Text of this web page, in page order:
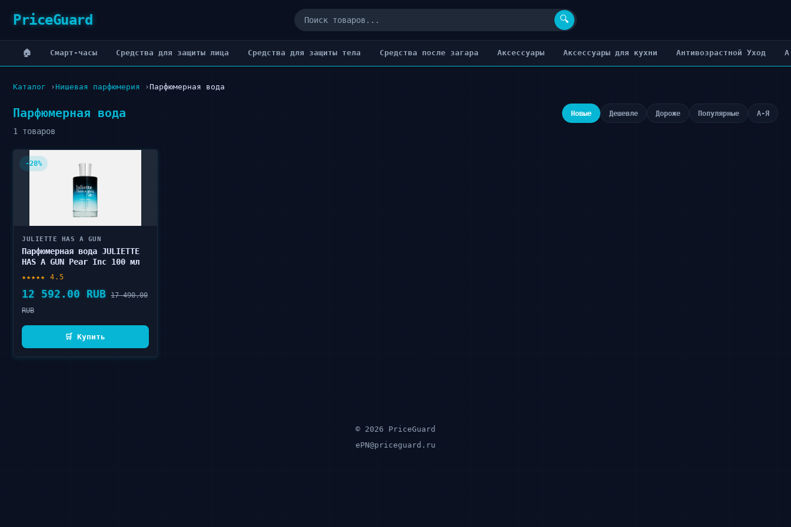
PriceGuard 🔍
🏠 Cмарт-часы Cредства для защиты лица Cредства для защиты тела Cредства после загара Аксессуары Аксессуары для кухни Антивозрастной Уход
Каталог Нишевая парфюмерия Парфюмерная вода
Парфюмерная вода
1 товаров
Новые Дешевле Дороже Популярные А-Я
-28%
JULIETTE HAS A GUN
Парфюмерная вода JULIETTE
HAS A GUN Pear Inc 100 мл
★★★★★ 4.5
12 592.00 RUB 17 490.00
RUB
🛒 Купить
© 2026 PriceGuard
ePN@priceguard.ru